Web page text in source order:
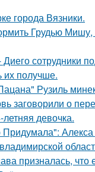
города Вязники.
Грудью Мишу,
Диего сотрудники
их получше.
Рузиль
заговорили о
девочка.
призналась, что